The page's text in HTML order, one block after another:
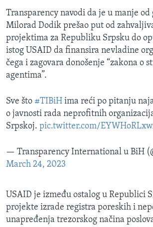
Transparency navodi da je u manje od
Milorad Dodik prešao put od
projektima za Republiku Srpsku do
istog USAID da finansira nevladine
čega i zagovara donošenje “zakona o
agentima”.
Sve što #TIBiH ima reći po pitanju
o javnosti rada neprofitnih
Srpskoj. pic.twitter.com/
— Transparency International u BiH
March 24, 2023
USAID je između ostalog u Republici
projekte izrade registra poreskih i
unapređenja trezorskog načina